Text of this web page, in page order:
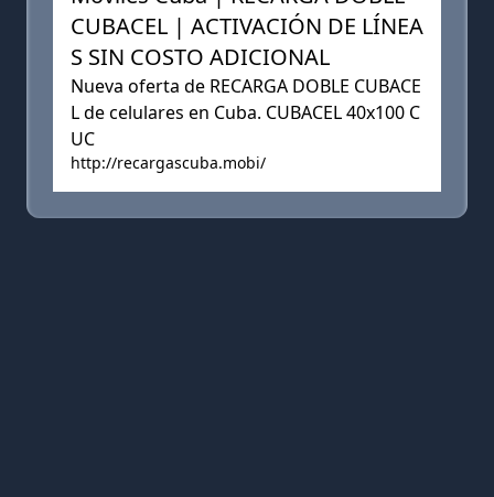
CUBACEL | ACTIVACIÓN DE LÍNEA
S SIN COSTO ADICIONAL
Nueva oferta de RECARGA DOBLE CUBACE
L de celulares en Cuba. CUBACEL 40x100 C
UC
http://recargascuba.mobi/